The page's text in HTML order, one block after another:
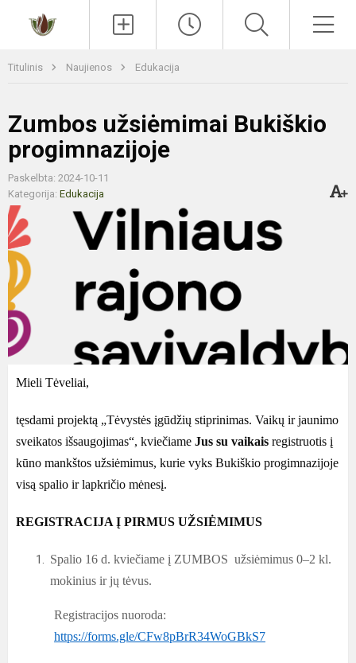
Titulinis Naujienos Edukacija
Zumbos užsiėmimai Bukiškio
progimnazijoje
Paskelbta: 2024-10-11
Kategorija: Edukacija
Mieli Tėveliai,
tęsdami projektą „Tėvystės įgūdžių stiprinimas. Vaikų ir jaunimo
sveikatos išsaugojimas“, kviečiame Jus su vaikais registruotis į
kūno mankštos užsiėmimus, kurie vyks Bukiškio progimnazijoje
visą spalio ir lapkričio mėnesį.
REGISTRACIJA Į PIRMUS UŽSIĖMIMUS
Spalio 16 d. kviečiame į ZUMBOS užsiėmimus 0–2 kl.
mokinius ir jų tėvus.
Registracijos nuoroda:
https://forms.gle/CFw8pBrR34WoGBkS7